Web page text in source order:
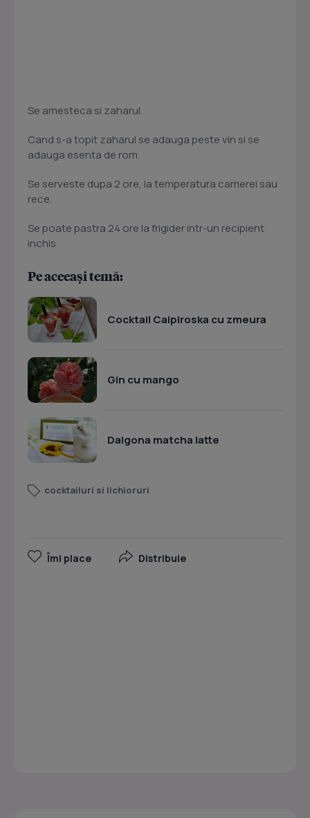
Se amesteca si zaharul.
Cand s-a topit zaharul se adauga peste vin si se
adauga esenta de rom.
Se serveste dupa 2 ore, la temperatura camerei sau
rece.
Se poate pastra 24 ore la frigider intr-un recipient
inchis
Pe aceeași temă:
Cocktail Caipiroska cu zmeura
Gin cu mango
Dalgona matcha latte
cocktailuri si lichioruri
Îmi place Distribuie